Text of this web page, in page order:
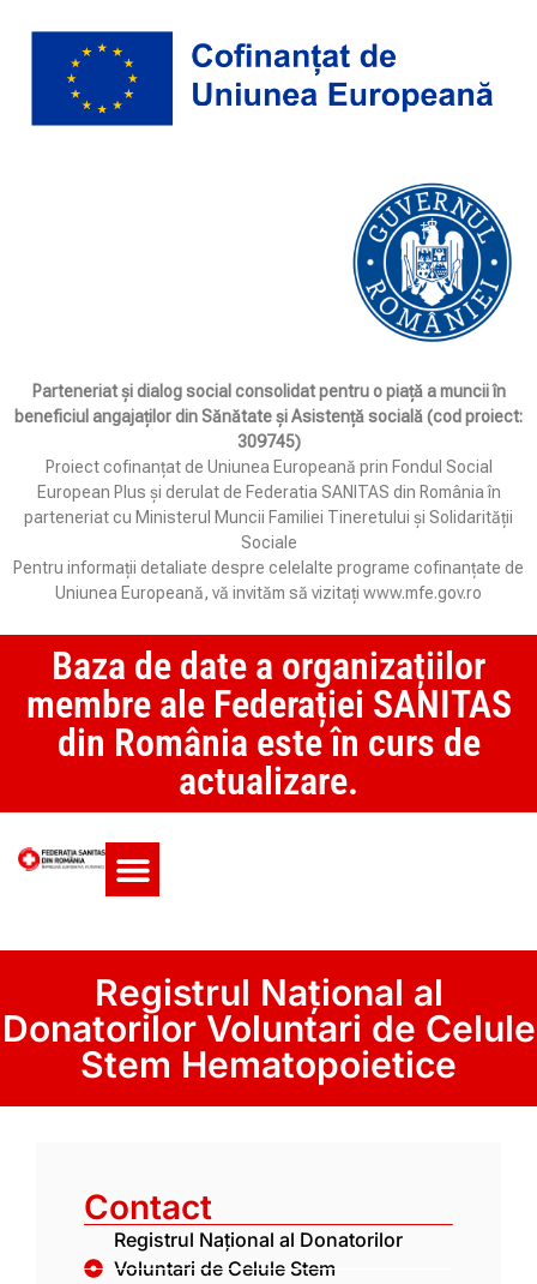
Parteneriat și dialog social consolidat pentru o piață a muncii în
beneficiul angajaților din Sănătate și Asistență socială (cod proiect:
309745)
Proiect cofinanțat de Uniunea Europeană prin Fondul Social
European Plus și derulat de Federatia SANITAS din România în
parteneriat cu Ministerul Muncii Familiei Tineretului și Solidarității
Sociale
Pentru informații detaliate despre celelalte programe cofinanțate de
Uniunea Europeană, vă invităm să vizitați www.mfe.gov.ro
Baza de date a organizațiilor
membre ale Federației SANITAS
din România este în curs de
actualizare.
Registrul Național al
Donatorilor Voluntari de Celule
Stem Hematopoietice
Contact
Registrul Național al Donatorilor
Voluntari de Celule Stem